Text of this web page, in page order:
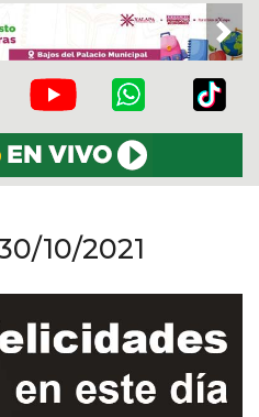
10/2021